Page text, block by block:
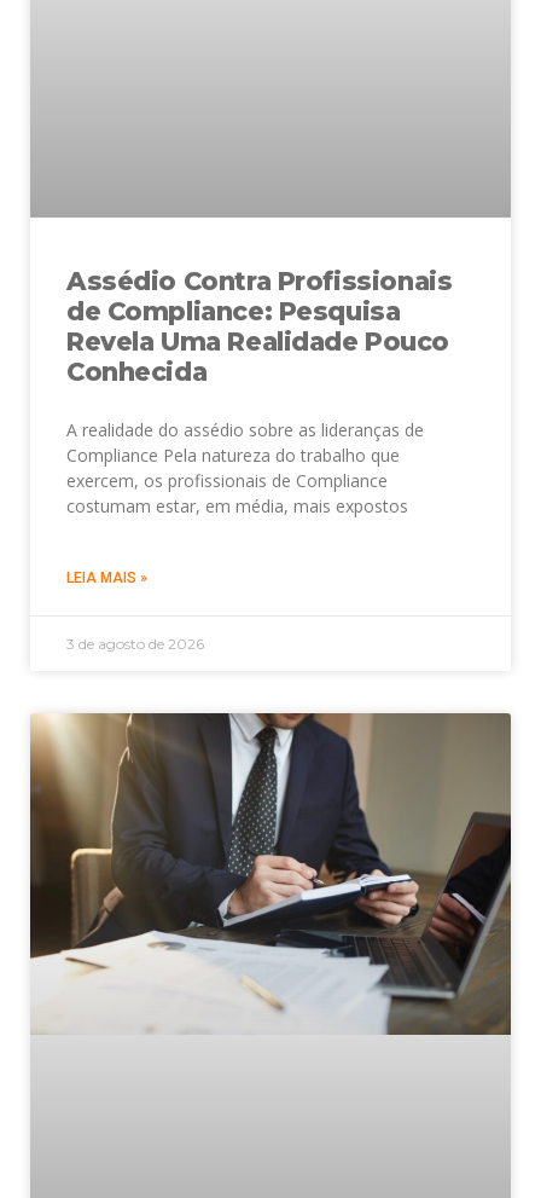
Assédio Contra Profissionais
de Compliance: Pesquisa
Revela Uma Realidade Pouco
Conhecida
A realidade do assédio sobre as lideranças de
Compliance Pela natureza do trabalho que
exercem, os profissionais de Compliance
costumam estar, em média, mais expostos
LEIA MAIS »
3 de agosto de 2026